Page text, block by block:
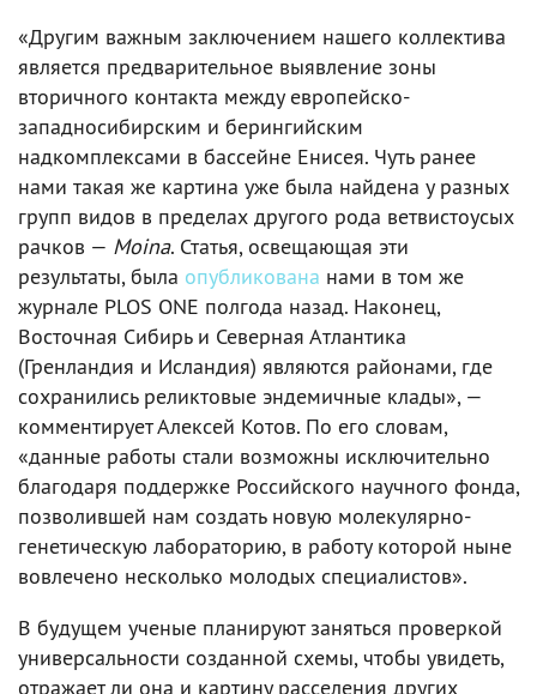
«Другим важным заключением нашего коллектива
является предварительное выявление зоны
вторичного контакта между европейско-
западносибирским и берингийским
надкомплексами в бассейне Енисея. Чуть ранее
нами такая же картина уже была найдена у разных
групп видов в пределах другого рода ветвистоусых
рачков — Moina. Статья, освещающая эти
результаты, была опубликована нами в том же
журнале PLOS ONE полгода назад. Наконец,
Восточная Сибирь и Северная Атлантика
(Гренландия и Исландия) являются районами, где
сохранились реликтовые эндемичные клады», —
комментирует Алексей Котов. По его словам,
«данные работы стали возможны исключительно
благодаря поддержке Российского научного фонда,
позволившей нам создать новую молекулярно-
генетическую лабораторию, в работу которой ныне
вовлечено несколько молодых специалистов».
В будущем ученые планируют заняться проверкой
универсальности созданной схемы, чтобы увидеть,
отражает ли она и картину расселения других